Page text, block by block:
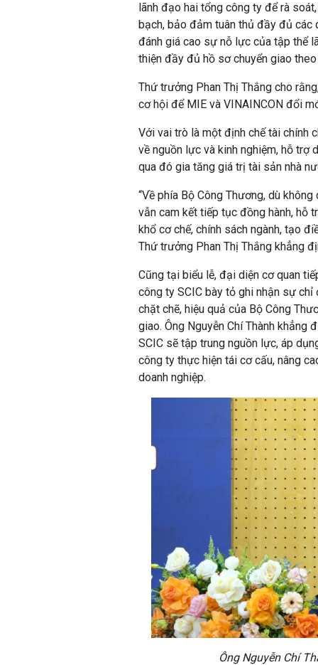
lãnh đạo hai tổng công ty để rà
bạch, bảo đảm tuân thủ đầy đủ các
đánh giá cao sự nỗ lực của tập thể
thiện đầy đủ hồ sơ chuyển giao
Thứ trưởng Phan Thị Thắng cho
cơ hội để MIE và VINAINCON đổi
Với vai trò là một định chế tài chính
về nguồn lực và kinh nghiệm, hỗ trợ
qua đó gia tăng giá trị tài sản nhà
“Về phía Bộ Công Thương, dù
vẫn cam kết tiếp tục đồng hành, hỗ
khổ cơ chế, chính sách ngành, tạo
Thứ trưởng Phan Thị Thắng khẳng
Cũng tại biểu lễ, đại diện cơ quan
công ty SCIC bày tỏ ghi nhận sự
chặt chẽ, hiệu quả của Bộ Công
giao. Ông Nguyễn Chí Thành khẳng
SCIC sẽ tập trung nguồn lực, áp
công ty thực hiện tái cơ cấu, nâng
doanh nghiệp.
Ông Nguyễn Chí